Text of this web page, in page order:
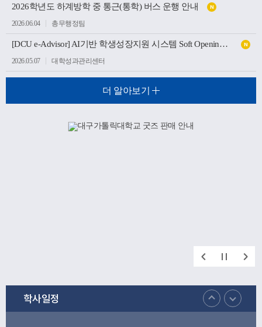
2026학년도 하계방학 중 통근(통학) 버스 운행 안내 N
2026.06.04 총무행정팀
[DCU e-Advisor] AI기반 학생성장지원 시스템 Soft Opening(가오픈) 안내 N
2026.05.07 대학성과관리센터
더 알아보기
학사일정